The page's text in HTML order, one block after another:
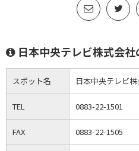
日本中央テレビ株式会
スポット名 日本中央テレビ
TEL 0883-22-1501
FAX 0883-22-1505